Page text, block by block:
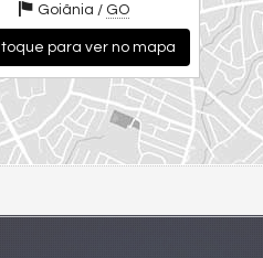
Goiânia / GO
toque para ver no mapa